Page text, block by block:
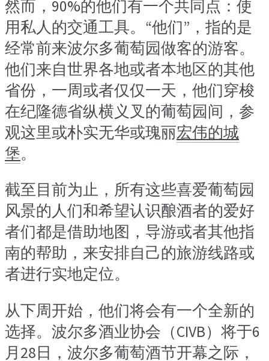
然而，90%的他们有一个共同点：使
用私人的交通工具。“他们”，指的是
经常前来波尔多葡萄园做客的游客。
他们来自世界各地或者本地区的其他
省份，一周或者仅仅一天，他们穿梭
在纪隆德省纵横义叉的葡萄园间，参
观这里或朴实无华或瑰丽宏伟的城
堡。
截至目前为止，所有这些喜爱葡萄园
风景的人们和希望认识酿酒者的爱好
者们都是借助地图，导游或者其他指
南的帮助，来安排自己的旅游线路或
者进行实地定位。
从下周开始，他们将会有一个全新的
选择。波尔多酒业协会（CIVB）将于6
月28日，波尔多葡萄酒节开幕之际，